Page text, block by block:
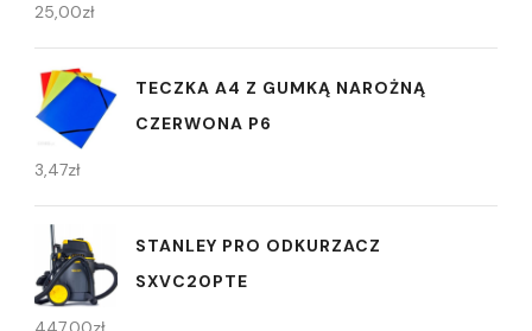
25,00zł
TECZKA A4 Z GUMKĄ NAROŻNĄ
CZERWONA P6
3,47zł
STANLEY PRO ODKURZACZ
SXVC20PTE